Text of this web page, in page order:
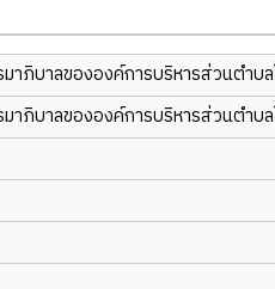
าภิบาลขององค์การบริหารส่วนตำบ
าภิบาลขององค์การบริหารส่วนตำบ